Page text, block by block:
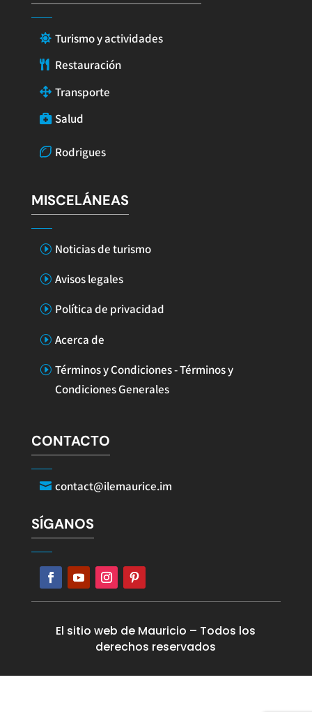
Turismo y actividades
Restauración
Transporte
Salud
Rodrigues
MISCELÁNEAS
Noticias de turismo
Avisos legales
Política de privacidad
Acerca de
Términos y Condiciones - Términos y
Condiciones Generales
CONTACTO
contact@ilemaurice.im
SÍGANOS
El sitio web de Mauricio – Todos los
derechos reservados